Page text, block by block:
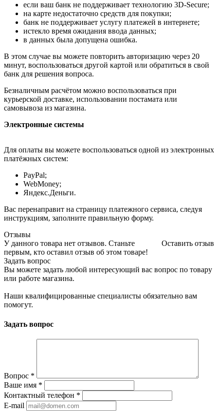
если ваш банк не поддерживает технологию 3D-Secure;
на карте недостаточно средств для покупки;
банк не поддерживает услугу платежей в интернете;
истекло время ожидания ввода данных;
в данных была допущена ошибка.
В этом случае вы можете повторить авторизацию через 20
минут, воспользоваться другой картой или обратиться в свой
банк для решения вопроса.
Безналичным расчётом можно воспользоваться при
курьерской доставке, использовании постамата или
самовывоза из магазина.
Электронные системы
Для оплаты вы можете воспользоваться одной из электронных
платёжных систем:
PayPal;
WebMoney;
Яндекс.Деньги.
Вас перенаправит на страницу платежного сервиса, следуя
инструкциям, заполните правильную форму.
Отзывы
Оставить отзыв
У данного товара нет отзывов. Станьте
первым, кто оставил отзыв об этом товаре!
Задать вопрос
Вы можете задать любой интересующий вас вопрос по товару
или работе магазина.
Наши квалифицированные специалисты обязательно вам
помогут.
Задать вопрос
Вопрос *
Ваше имя *
Контактный телефон *
E-mail